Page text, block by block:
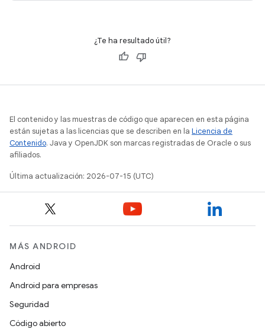
¿Te ha resultado útil?
El contenido y las muestras de código que aparecen en esta página
están sujetas a las licencias que se describen en la Licencia de
Contenido. Java y OpenJDK son marcas registradas de Oracle o sus
afiliados.
Última actualización: 2026-07-15 (UTC)
MÁS ANDROID
Android
Android para empresas
Seguridad
Código abierto